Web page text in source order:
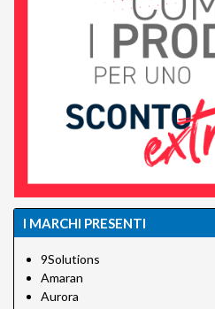
I MARCHI PRESENTI
9Solutions
Amaran
Aurora